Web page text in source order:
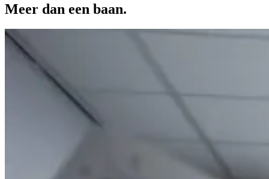
Meer dan een baan.